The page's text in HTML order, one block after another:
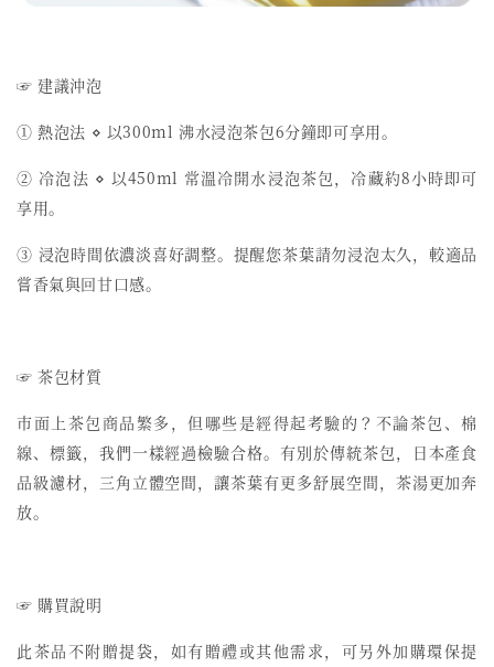
☞ 建議沖泡
① 熱泡法 ⋄ 以300ml 沸水浸泡茶包6分鐘即可享用。
② 冷泡法 ⋄ 以450ml 常溫冷開水浸泡茶包，冷藏約8小時即可
享用。
③ 浸泡時間依濃淡喜好調整。提醒您茶葉請勿浸泡太久，較適品
嘗香氣與回甘口感。
☞ 茶包材質
市面上茶包商品繁多，但哪些是經得起考驗的？不論茶包、棉
線、標籤，我們一樣經過檢驗合格。有別於傳統茶包，日本產食
品級濾材，三角立體空間，讓茶葉有更多舒展空間，茶湯更加奔
放。
☞ 購買說明
此茶品不附贈提袋，如有贈禮或其他需求，可另外加購環保提